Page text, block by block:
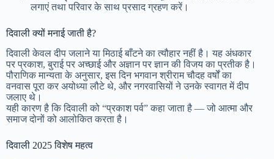
लगाएं तथा परिवार के साथ प्रसाद ग्रहण करें।
दिवाली क्यों मनाई जाती है?
दिवाली केवल दीप जलाने या मिठाई बाँटने का त्यौहार नहीं है। यह अंधकार
पर प्रकाश, बुराई पर अच्छाई और अज्ञान पर ज्ञान की विजय का प्रतीक है।
पौराणिक मान्यता के अनुसार, इस दिन भगवान श्रीराम चौदह वर्षों का
वनवास पूरा कर अयोध्या लौटे थे, और नगरवासियों ने उनके स्वागत में दीप
जलाए थे।
यही कारण है कि दिवाली को “प्रकाश पर्व” कहा जाता है — जो आत्मा और
समाज दोनों को आलोकित करता है।
दिवाली 2025 विशेष महत्व